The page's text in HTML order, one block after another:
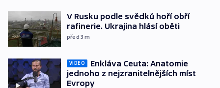
V Rusku podle svědků hoří obří
rafinerie. Ukrajina hlásí oběti
před 3m
VIDEO
Enkláva Ceuta: Anatomie
jednoho z nejzranitelnějších míst
Evropy